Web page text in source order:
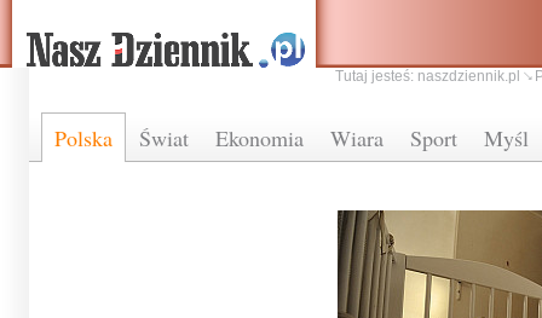
Polska Świat Ekonomia Wiara Sport Myśl
Tutaj jesteś: naszdziennik.pl